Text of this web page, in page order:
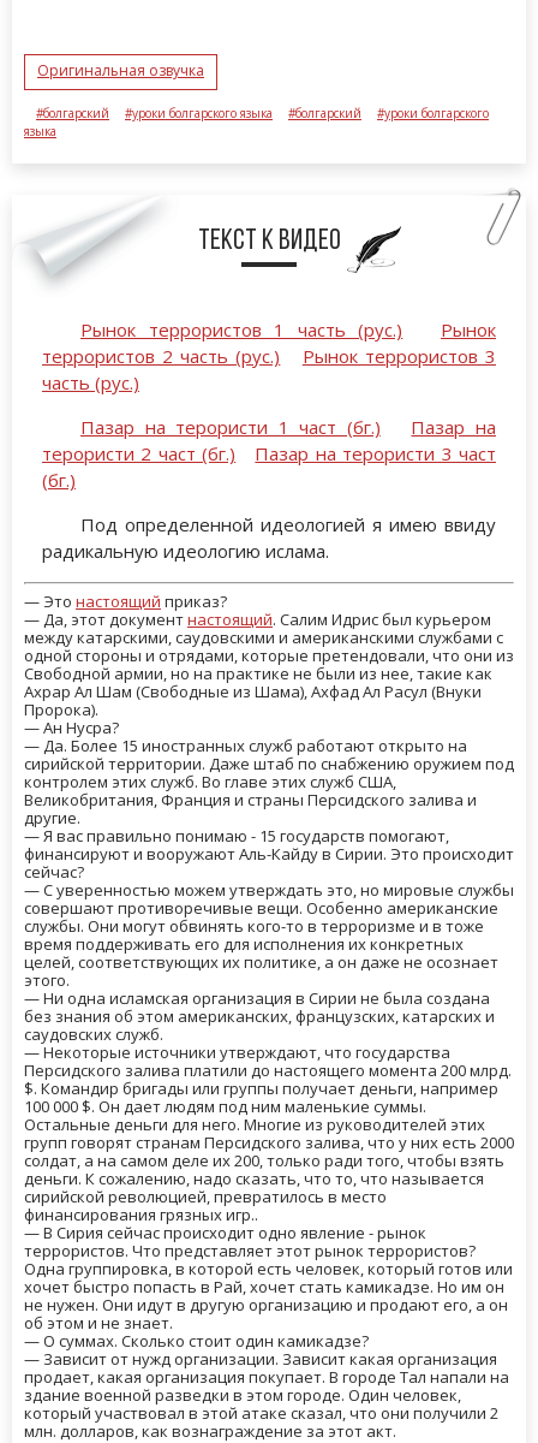
Оригинальная озвучка
#болгарский #уроки болгарского языка #болгарский
#уроки болгарского
языка
Текст к видео
Рынок террористов 1 часть (рус.)
Рынок
террористов 2 часть (рус.)
Рынок террористов 3
часть (рус.)
Пазар на терористи 1 част (бг.)
Пазар на
терористи 2 част (бг.)
Пазар на терористи 3 част
(бг.)
Под определенной идеологией я имею ввиду
радикальную идеологию ислама.
— Это настоящий приказ?
— Да, этот документнастоящий. Салим Идрис был курьером
между катарскими, саудовскими и американскими службами с
одной стороны и отрядами, которые претендовали, что они из
Свободной армии, но на практике не были из нее, такие как
Ахрар Ал Шам (Свободные из Шама), Ахфад Ал Расул (Внуки
Пророка).
— Ан Нусра?
— Да. Более 15 иностранных служб работают открыто на
сирийской территории. Даже штаб по снабжению оружием под
контролем этих служб. Во главе этих служб США,
Великобритания, Франция и страны Персидского залива и
другие.
— Я вас правильно понимаю - 15 государств помогают,
финансируют и вооружают Аль-Кайду в Сирии. Это происходит
сейчас?
— С уверенностью можем утверждать это, но мировые службы
совершают противоречивые вещи. Особенно американские
службы. Они могут обвинять кого-то в терроризме и в тоже
время поддерживать его для исполнения их конкретных
целей, соответствующих их политике, а он даже не осознает
этого.
— Ни одна исламская организация в Сирии не была создана
без знания об этом американских, французских, катарских и
саудовских служб.
— Некоторые источники утверждают, что государства
Персидского залива платили до настоящего момента 200 млрд.
$. Командир бригады или группы получает деньги, например
100 000 $. Он дает людям под ним маленькие суммы.
Остальные деньги для него. Многие из руководителей этих
групп говорят странам Персидского залива, что у них есть 2000
солдат, а на самом деле их 200, только ради того, чтобы взять
деньги. К сожалению, надо сказать, что то, что называется
сирийской революцией, превратилось в место
финансирования грязных игр..
— В Сирия сейчас происходит одно явление - рынок
террористов. Что представляет этот рынок террористов?
Одна группировка, в которой есть человек, который готов или
хочет быстро попасть в Рай, хочет стать камикадзе. Но им он
не нужен. Они идут в другую организацию и продают его, а он
об этом и не знает.
— О суммах. Сколько стоит один камикадзе?
— Зависит от нужд организации. Зависит какая организация
продает, какая организация покупает. В городе Тал напали на
здание военной разведки в этом городе. Один человек,
который участвовал в этой атаке сказал, что они получили 2
млн. долларов, как вознаграждение за этот акт.